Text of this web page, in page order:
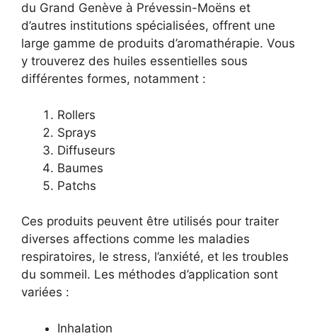
du Grand Genève à Prévessin-Moëns et
d’autres institutions spécialisées, offrent une
large gamme de produits d’aromathérapie. Vous
y trouverez des huiles essentielles sous
différentes formes, notamment :
Rollers
Sprays
Diffuseurs
Baumes
Patchs
Ces produits peuvent être utilisés pour traiter
diverses affections comme les maladies
respiratoires, le stress, l’anxiété, et les troubles
du sommeil. Les méthodes d’application sont
variées :
Inhalation